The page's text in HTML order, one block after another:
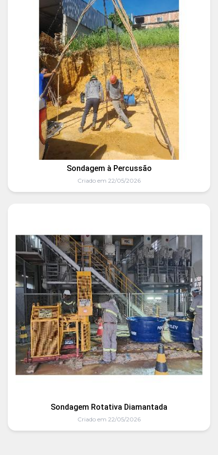
Sondagem à Percussão
Criado em 22/05/2026
Sondagem Rotativa Diamantada
Criado em 22/05/2026